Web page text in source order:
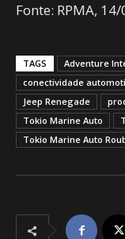
Fonte: RPMA,
TAGS
Adventure
conectividade
Jeep Renegade
Tokio Marine Auto
Tokio Marine Auto